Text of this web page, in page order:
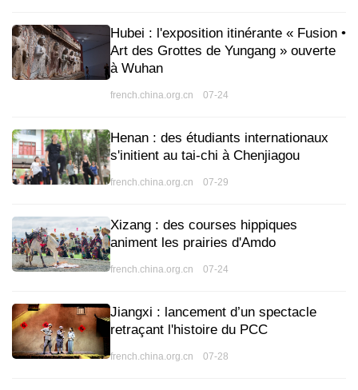
Hubei : l'exposition itinérante « Fusion •
Art des Grottes de Yungang » ouverte
à Wuhan
french.china.org.cn 07-24
Henan : des étudiants internationaux
s'initient au tai-chi à Chenjiagou
french.china.org.cn 07-29
Xizang : des courses hippiques
animent les prairies d'Amdo
french.china.org.cn 07-24
Jiangxi : lancement d’un spectacle
retraçant l'histoire du PCC
french.china.org.cn 07-28